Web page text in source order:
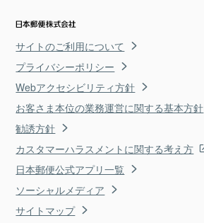
サイトのご利用について
プライバシーポリシー
Webアクセシビリティ方針
お客さま本位の業務運営に関する基本方針
勧誘方針
カスタマーハラスメントに関する考え方
日本郵便公式アプリ一覧
ソーシャルメディア
サイトマップ